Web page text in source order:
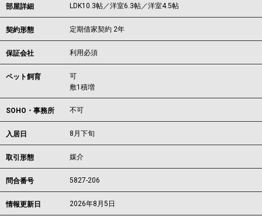
部屋詳細 LDK10.3帖／洋室6.3帖／洋室4.5帖
契約形態 定期借家契約 2年
保証会社 利用必須
ペット飼育
可
敷1積増
SOHO・事務所 不可
入居日 8月下旬
取引形態 媒介
問合番号 5827-206
情報更新日 2026年8月5日